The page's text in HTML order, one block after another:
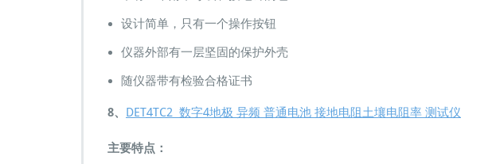
设计简单，只有一个操作按钮
仪器外部有一层坚固的保护外壳
随仪器带有检验合格证书
8、 DET4TC2 数字4地极 异频 普通电池 接地电阻土壤电阻率 测试仪
主要特点：